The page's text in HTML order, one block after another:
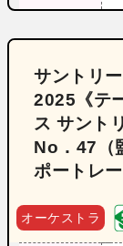
サントリ
2025《テ
ス サント
No．47（
ポートレ
オーケストラ